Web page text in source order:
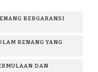
BERGARANSI
RENANG YANG
DAN